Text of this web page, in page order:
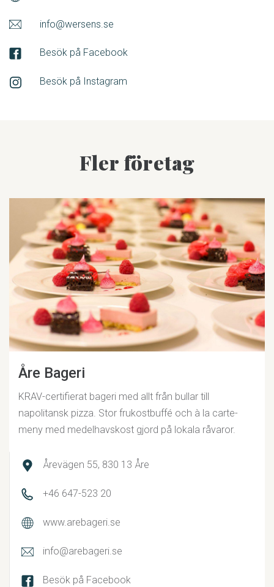
info@wersens.se
Besök på Facebook
Besök på Instagram
Fler företag
Åre Bageri
KRAV-certifierat bageri med allt från bullar till
napolitansk pizza. Stor frukostbuffé och à la carte-
meny med medelhavskost gjord på lokala råvaror.
Årevägen 55, 830 13 Åre
+46 647-523 20
www.arebageri.se
info@arebageri.se
Besök på Facebook